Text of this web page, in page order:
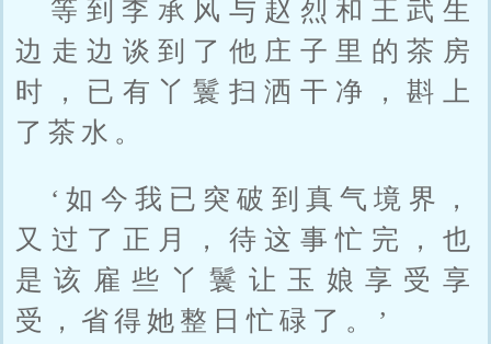
等到李承风与赵烈和王武生
边走边谈到了他庄子里的茶房
时，已有丫鬟扫洒干净，斟上
了茶水。
‘如今我已突破到真气境界，
又过了正月，待这事忙完，也
是该雇些丫鬟让玉娘享受享
受，省得她整日忙碌了。’